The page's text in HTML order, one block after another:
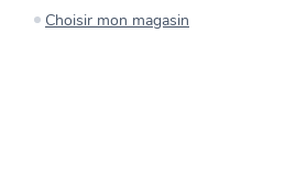
Choisir mon magasin